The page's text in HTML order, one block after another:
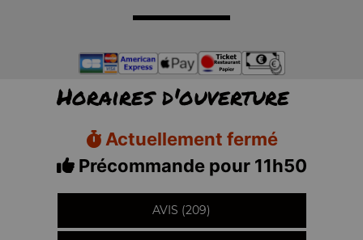
Horaires d'ouverture
Actuellement fermé
Précommande pour 11h50
AVIS (209)